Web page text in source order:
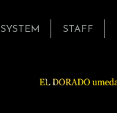
SYSTEM STAFF